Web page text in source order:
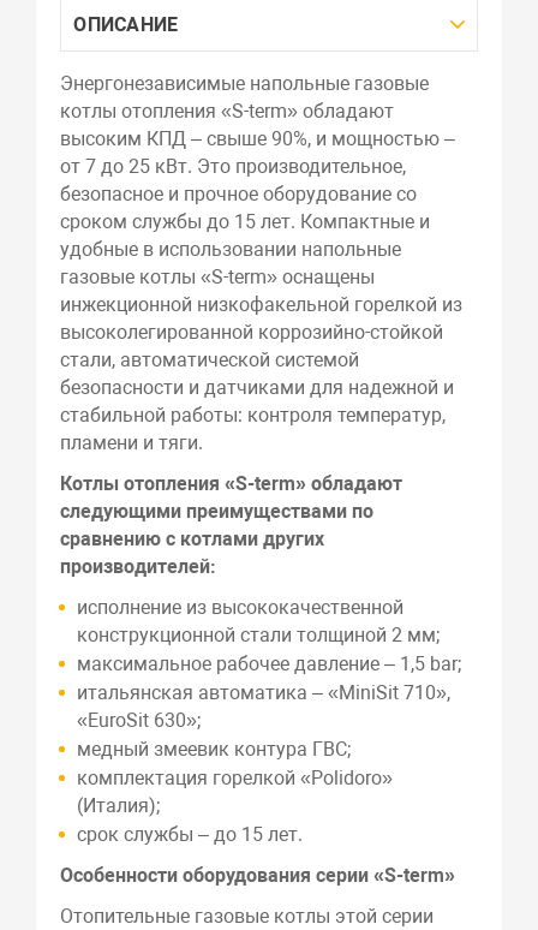
ОПИСАНИЕ
Энергонезависимые напольные газовые
котлы отопления «S-term» обладают
высоким КПД – свыше 90%, и мощностью –
от 7 до 25 кВт. Это производительное,
безопасное и прочное оборудование со
сроком службы до 15 лет. Компактные и
удобные в использовании напольные
газовые котлы «S-term» оснащены
инжекционной низкофакельной горелкой из
высоколегированной коррозийно-стойкой
стали, автоматической системой
безопасности и датчиками для надежной и
стабильной работы: контроля температур,
пламени и тяги.
Котлы отопления «S-term» обладают
следующими преимуществами по
сравнению с котлами других
производителей:
исполнение из высококачественной
конструкционной стали толщиной 2 мм;
максимальное рабочее давление – 1,5 bar;
итальянская автоматика – «MiniSit 710»,
«EuroSit 630»;
медный змеевик контура ГВС;
комплектация горелкой «Polidoro»
(Италия);
срок службы – до 15 лет.
Особенности оборудования серии «S-term»
Отопительные газовые котлы этой серии